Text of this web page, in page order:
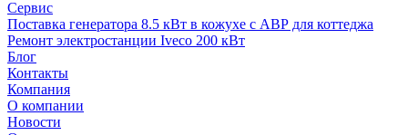
Сервис
Поставка генератора 8.5 кВт в кожухе с АВР для коттеджа
Ремонт электростанции Iveco 200 кВт
Блог
Контакты
Компания
О компании
Новости